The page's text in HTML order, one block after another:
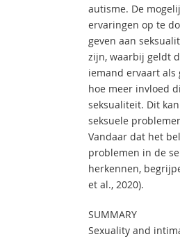
autisme. De
ervaringen op te
geven aan
zijn, waarbij geldt
iemand ervaart als
hoe meer invloed
seksualiteit. Dit
seksuele
Vandaar dat het
problemen in de
herkennen,
et al., 2020).
SUMMARY
Sexuality and